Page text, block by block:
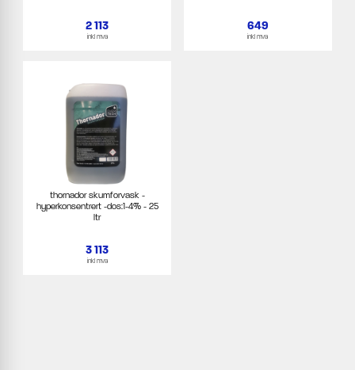
2 113
inkl mva
649
inkl mva
thornador skumforvask -
hyperkonsentrert -dos:1-4% - 25
ltr
3 113
inkl mva